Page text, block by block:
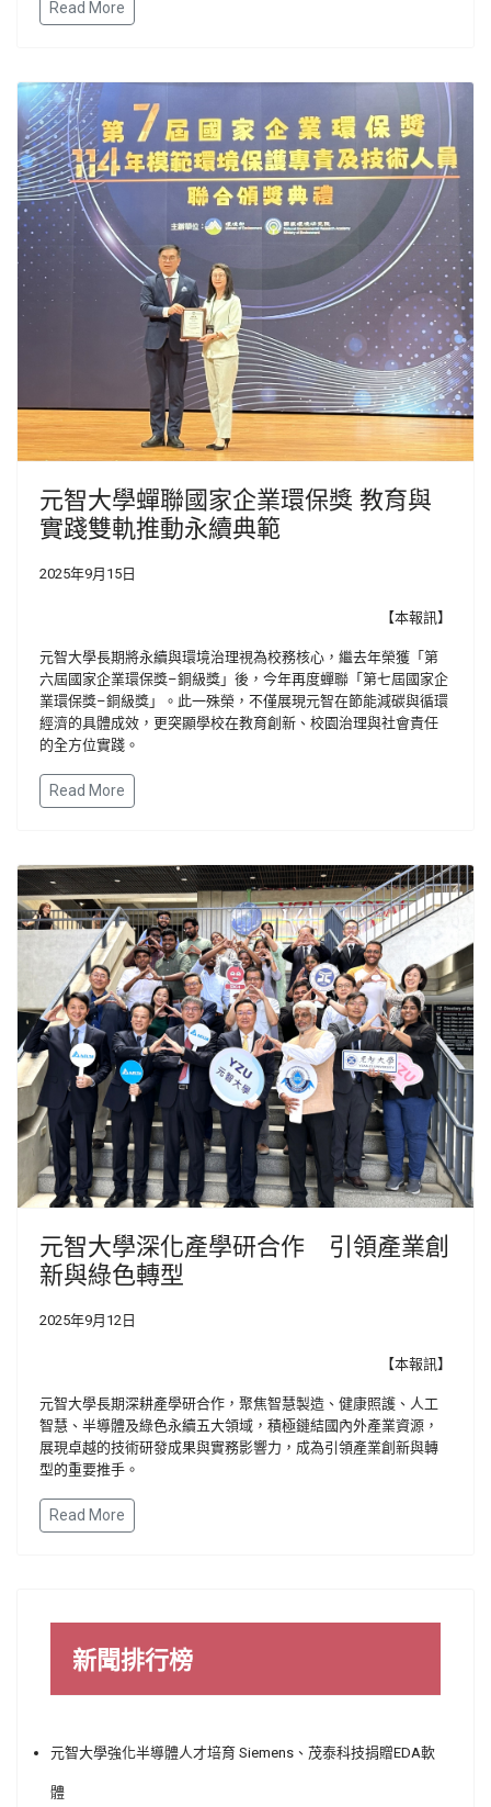
Read More
元智大學蟬聯國家企業環保獎 教育與
實踐雙軌推動永續典範
2025年9月15日
【本報訊】
元智大學長期將永續與環境治理視為校務核心，繼去年榮獲「第
六屆國家企業環保獎–銅級獎」後，今年再度蟬聯「第七屆國家企
業環保獎–銅級獎」。此一殊榮，不僅展現元智在節能減碳與循環
經濟的具體成效，更突顯學校在教育創新、校園治理與社會責任
的全方位實踐。
Read More
元智大學深化產學研合作 引領產業創
新與綠色轉型
2025年9月12日
【本報訊】
元智大學長期深耕產學研合作，聚焦智慧製造、健康照護、人工
智慧、半導體及綠色永續五大領域，積極鏈結國內外產業資源，
展現卓越的技術研發成果與實務影響力，成為引領產業創新與轉
型的重要推手。
Read More
新聞排行榜
元智大學強化半導體人才培育 Siemens、茂泰科技捐贈EDA軟
體